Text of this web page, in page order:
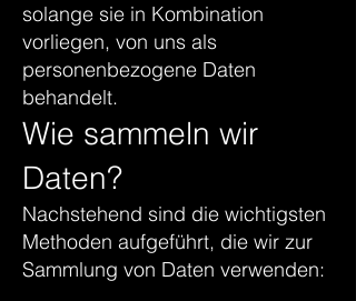
solange sie in Kombination
vorliegen, von uns als
personenbezogene Daten
behandelt.
Wie sammeln wir
Daten?
Nachstehend sind die wichtigsten
Methoden aufgeführt, die wir zur
Sammlung von Daten verwenden: